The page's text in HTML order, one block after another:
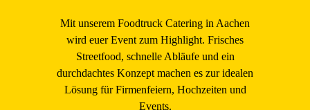
Mit unserem Foodtruck Catering in Aachen
wird euer Event zum Highlight. Frisches
Streetfood, schnelle Abläufe und ein
durchdachtes Konzept machen es zur idealen
Lösung für Firmenfeiern, Hochzeiten und
Events.